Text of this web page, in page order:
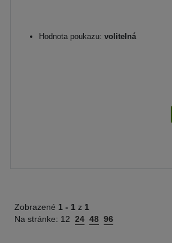
Hodnota poukazu: volitelná
Zobrazené 1 - 1 z 1
Na stránke: 12 24 48 96